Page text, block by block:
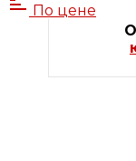
По цене